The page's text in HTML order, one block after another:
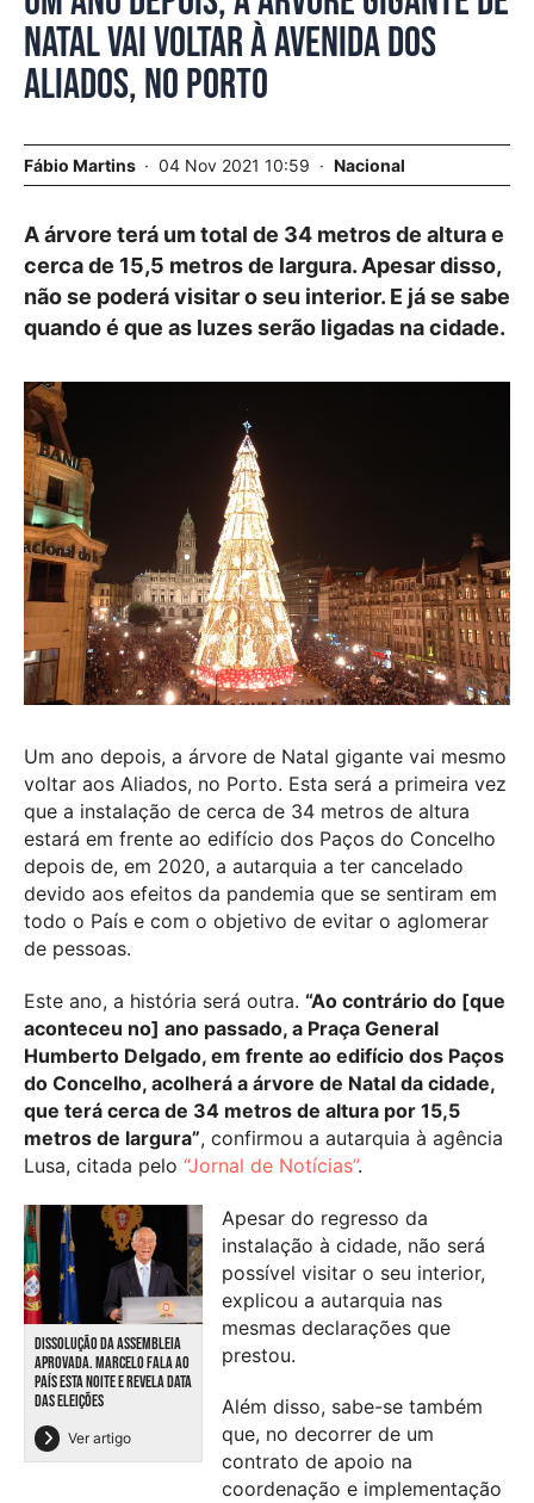
Natal vai voltar à Avenida dos
Aliados, no Porto
Fábio Martins 04 Nov 2021 10:59 Nacional
A árvore terá um total de 34 metros de altura e
cerca de 15,5 metros de largura. Apesar disso,
não se poderá visitar o seu interior. E já se sabe
quando é que as luzes serão ligadas na cidade.
Um ano depois, a árvore de Natal gigante vai mesmo
voltar aos Aliados, no Porto. Esta será a primeira vez
que a instalação de cerca de 34 metros de altura
estará em frente ao edifício dos Paços do Concelho
depois de, em 2020, a autarquia a ter cancelado
devido aos efeitos da pandemia que se sentiram em
todo o País e com o objetivo de evitar o aglomerar
de pessoas.
Este ano, a história será outra. “Ao contrário do [que
aconteceu no] ano passado, a Praça General
Humberto Delgado, em frente ao edifício dos Paços
do Concelho, acolherá a árvore de Natal da cidade,
que terá cerca de 34 metros de altura por 15,5
metros de largura”, confirmou a autarquia à agência
Lusa, citada pelo “Jornal de Notícias”.
DISSOLUÇÃO DA ASSEMBLEIA
APROVADA. MARCELO FALA AO
PAÍS ESTA NOITE E REVELA DATA
DAS ELEIÇÕES
Ver artigo
Apesar do regresso da
instalação à cidade, não será
possível visitar o seu interior,
explicou a autarquia nas
mesmas declarações que
prestou.
Além disso, sabe-se também
que, no decorrer de um
contrato de apoio na
coordenação e implementação